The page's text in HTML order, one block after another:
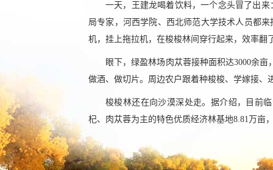
一天，王建龙喝着饮料，一个念头冒了出
局专家，河西学院、西北师范大学技术人员都
机，挂上拖拉机，在梭梭林间穿行起来，效率翻
眼下，绿盈林场肉苁蓉接种面积达3000余
做酒、做切片。周边农户跟着种梭梭、学嫁接、
梭梭林还在向沙漠深处走。据介绍，目前
杞、肉苁蓉为主的特色优质经济林基地8.81万亩